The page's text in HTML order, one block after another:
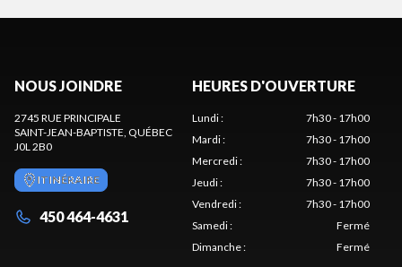
NOUS JOINDRE
2745 RUE PRINCIPALE
SAINT-JEAN-BAPTISTE , QUÉBEC
J0L 2B0
ITINÉRAIRE
450 464-4631
HEURES D'OUVERTURE
Lundi:
7h30 - 17h00
Mardi:
7h30 - 17h00
Mercredi:
7h30 - 17h00
Jeudi:
7h30 - 17h00
Vendredi:
7h30 - 17h00
Samedi:
Fermé
Dimanche: Fermé